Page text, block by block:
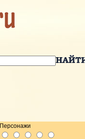
Персонажи